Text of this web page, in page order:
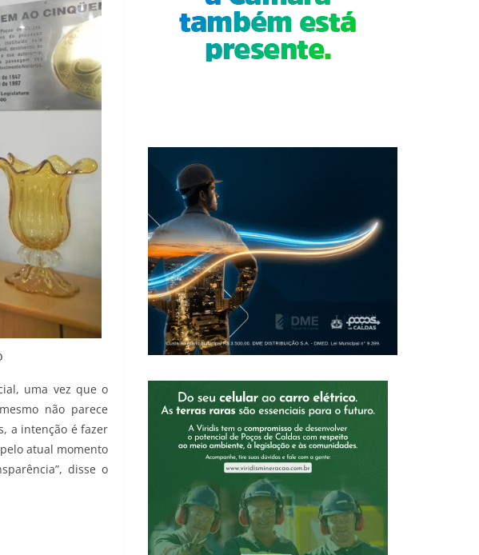
uma vez que o
não parece
a intenção é fazer
atual momento
disse o